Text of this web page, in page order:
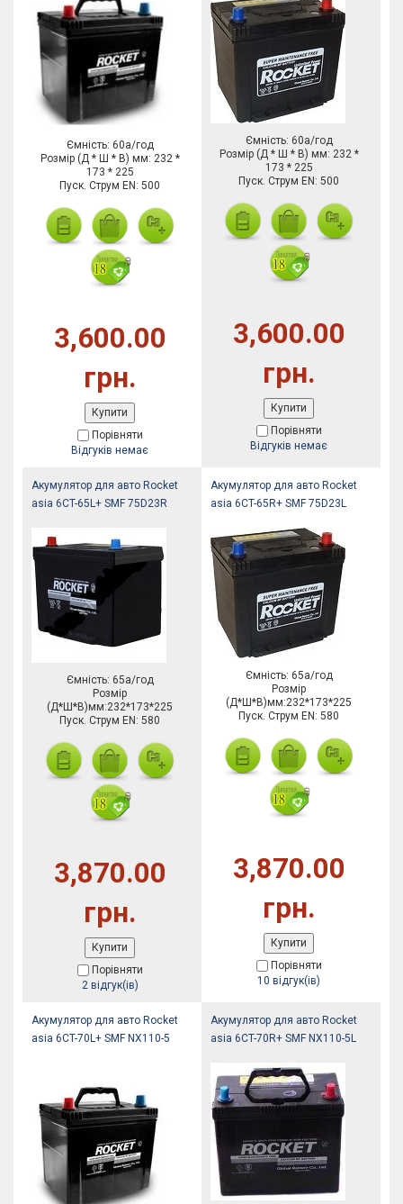
Ємність: 60а/год
Розмір (Д * Ш * В) мм: 232 *
173 * 225
Пуск. Струм EN: 500
3,600.00
грн.
Купити
Порівняти
Відгуків немає
Ємність: 60а/год
Розмір (Д * Ш * В) мм: 232 *
173 * 225
Пуск. Струм EN: 500
3,600.00
грн.
Купити
Порівняти
Відгуків немає
Акумулятор для авто Rocket
asia 6CT-65L+ SMF 75D23R
Ємність: 65а/год
Розмір
(Д*Ш*В)мм:232*173*225
Пуск. Струм EN: 580
3,870.00
грн.
Купити
Порівняти
2 відгук(ів)
Акумулятор для авто Rocket
asia 6CT-65R+ SMF 75D23L
Ємність: 65а/год
Розмір
(Д*Ш*В)мм:232*173*225
Пуск. Струм EN: 580
3,870.00
грн.
Купити
Порівняти
10 відгук(ів)
Акумулятор для авто Rocket
asia 6CT-70L+ SMF NX110-5
Акумулятор для авто Rocket
asia 6CT-70R+ SMF NX110-5L